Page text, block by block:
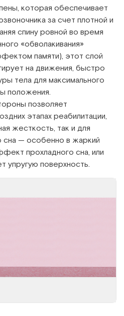
которая обеспечивает
за счет плотной и
спину ровной во время
«обволакивания»
памяти), этот слой
на движения, быстро
тела для максимального
положения.
позволяет
этапах реабилитации,
жесткость, так и для
— особенно в жаркий
прохладного сна, или
упругую поверхность.